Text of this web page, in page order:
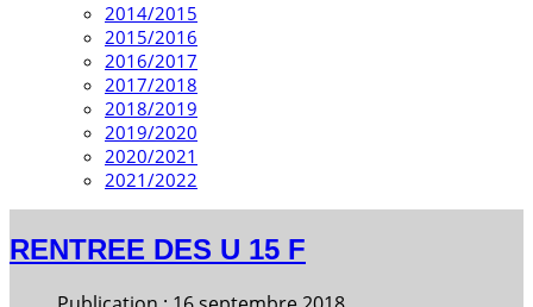
2014/2015
2015/2016
2016/2017
2017/2018
2018/2019
2019/2020
2020/2021
2021/2022
RENTREE DES U 15 F